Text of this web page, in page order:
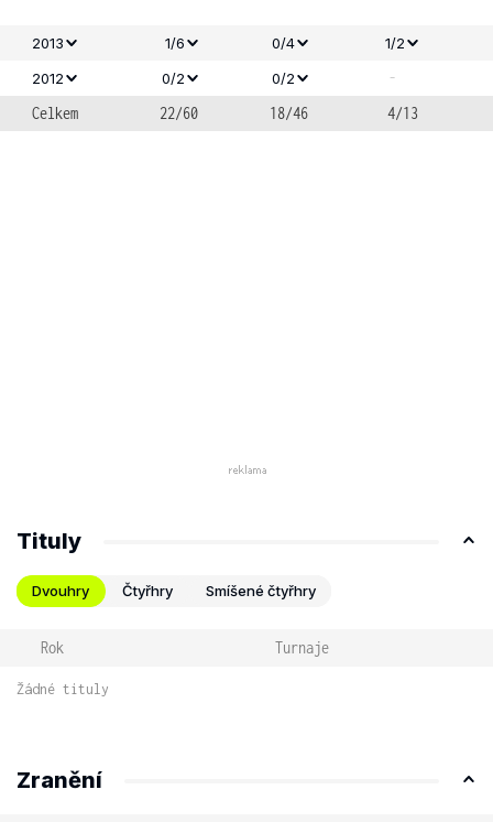
2013 1/6 0/4
1/2
2012
0/2 0/2
-
Celkem
22/60 18/46 4/13
Tituly
Dvouhry Čtyřhry Smíšené čtyřhry
Rok Turnaje
Žádné tituly
Zranění